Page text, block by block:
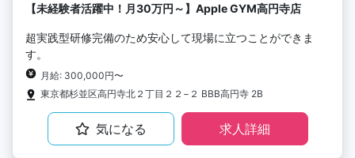
【未経験者活躍中！月30万円～】Apple GYM高円寺店
超実践型研修完備のため安心して現場に立つことができま
す。
月給: 300,000円〜
東京都杉並区高円寺北２丁目２２−２ BBB高円寺 2B
気になる 求人詳細